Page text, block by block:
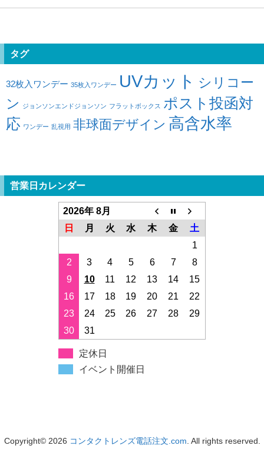
タグ
32枚入ワンデー 35枚入ワンデー UVカット シリコー
ン
ジョンソンエンドジョンソン フラットボックス ポスト投函対
応 ワンデー 乱視用 非球面デザイン 高含水率
営業日カレンダー
2026年 8月
日
月 火 水 木 金
土
1
2
3 4 5 6 7
8
9
10 11 12 13 14
15
16
17 18 19 20 21
22
23
24 25 26 27 28
29
30
31
定休日
イベント開催日
Copyright© 2026 コンタクトレンズ電話注文.com . All rights reserved.